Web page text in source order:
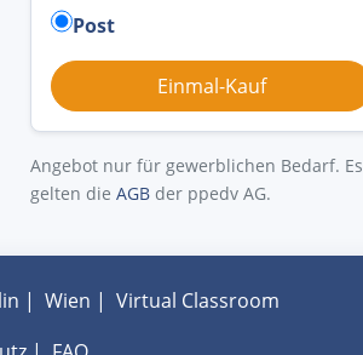
Post
Angebot nur für gewerblichen Bedarf. Es
gelten die AGB der ppedv AG.
| Wien | Virtual Classroom